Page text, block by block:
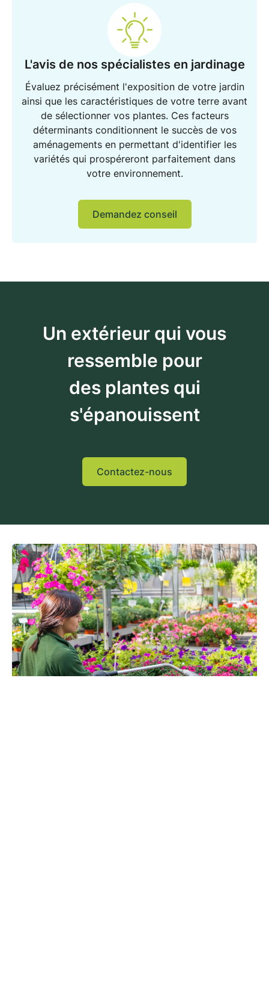
L'avis de nos spécialistes en jardinage
Évaluez précisément l'exposition de votre jardin
ainsi que les caractéristiques de votre terre avant
de sélectionner vos plantes. Ces facteurs
déterminants conditionnent le succès de vos
aménagementsen permettant d'identifier les
variétés qui prospéreront parfaitement dans
votre environnement.
Demandez conseil
Un extérieur qui vous
ressemble pour
des plantes qui
s'épanouissent
Contactez-nous